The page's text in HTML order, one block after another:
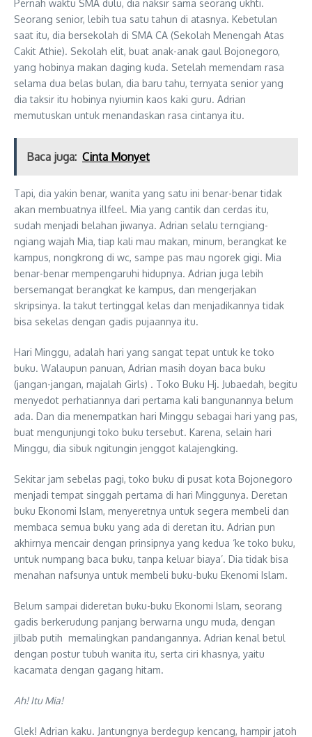
Pernah waktu SMA dulu, dia naksir sama seorang ukhti.
Seorang senior, lebih tua satu tahun di atasnya. Kebetulan
saat itu, dia bersekolah di SMA CA (Sekolah Menengah Atas
Cakit Athie). Sekolah elit, buat anak-anak gaul Bojonegoro,
yang hobinya makan daging kuda. Setelah memendam rasa
selama dua belas bulan, dia baru tahu, ternyata senior yang
dia taksir itu hobinya nyiumin kaos kaki guru. Adrian
memutuskan untuk menandaskan rasa cintanya itu.
Baca juga: Cinta Monyet
Tapi, dia yakin benar, wanita yang satu ini benar-benar tidak
akan membuatnya illfeel. Mia yang cantik dan cerdas itu,
sudah menjadi belahan jiwanya. Adrian selalu terngiang-
ngiang wajah Mia, tiap kali mau makan, minum, berangkat ke
kampus, nongkrong di wc, sampe pas mau ngorek gigi. Mia
benar-benar mempengaruhi hidupnya. Adrian juga lebih
bersemangat berangkat ke kampus, dan mengerjakan
skripsinya. Ia takut tertinggal kelas dan menjadikannya tidak
bisa sekelas dengan gadis pujaannya itu.
Hari Minggu, adalah hari yang sangat tepat untuk ke toko
buku. Walaupun panuan, Adrian masih doyan baca buku
(jangan-jangan, majalah Girls) . Toko Buku Hj. Jubaedah, begitu
menyedot perhatiannya dari pertama kali bangunannya belum
ada. Dan dia menempatkan hari Minggu sebagai hari yang pas,
buat mengunjungi toko buku tersebut. Karena, selain hari
Minggu, dia sibuk ngitungin jenggot kalajengking.
Sekitar jam sebelas pagi, toko buku di pusat kota Bojonegoro
menjadi tempat singgah pertama di hari Minggunya. Deretan
buku Ekonomi Islam, menyeretnya untuk segera membeli dan
membaca semua buku yang ada di deretan itu. Adrian pun
akhirnya mencair dengan prinsipnya yang kedua ‘ke toko buku,
untuk numpang baca buku, tanpa keluar biaya’. Dia tidak bisa
menahan nafsunya untuk membeli buku-buku Ekenomi Islam.
Belum sampai dideretan buku-buku Ekonomi Islam, seorang
gadis berkerudung panjang berwarna ungu muda, dengan
jilbab putih memalingkan pandangannya. Adrian kenal betul
dengan postur tubuh wanita itu, serta ciri khasnya, yaitu
kacamata dengan gagang hitam.
Ah! Itu Mia!
Glek! Adrian kaku. Jantungnya berdegup kencang, hampir jatoh